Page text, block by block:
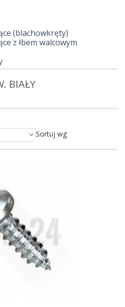
(blachowkręty)
z łbem walcowym
BIAŁY
Sortuj wg